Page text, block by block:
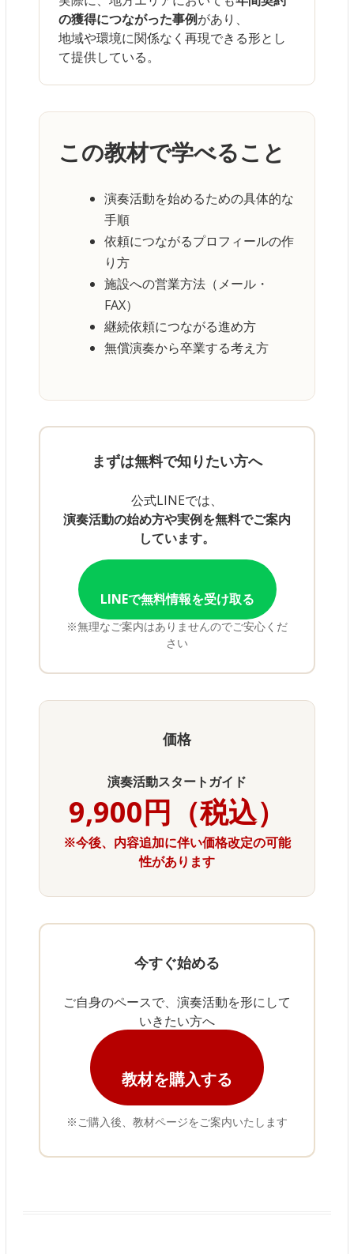
の獲得につながった事例があり、
地域や環境に関係なく再現できる形とし
て提供している。
この教材で学べること
演奏活動を始めるための具体的な
手順
依頼につながるプロフィールの作
り方
施設への営業方法（メール・
FAX）
継続依頼につながる進め方
無償演奏から卒業する考え方
まずは無料で知りたい方へ
公式LINEでは、
演奏活動の始め方や実例を無料でご案内
しています。
LINEで無料情報を受け取る
※無理なご案内はありませんのでご安心くだ
さい
価格
演奏活動スタートガイド
9,900円（税込）
※今後、内容追加に伴い価格改定の可能
性があります
今すぐ始める
ご自身のペースで、演奏活動を形にして
いきたい方へ
教材を購入する
※ご購入後、教材ページをご案内いたします